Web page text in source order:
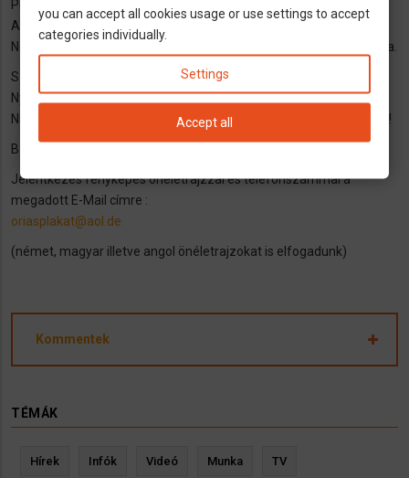
Plakátragasztás Németországban magyar csapatban
AZONNALI MUNKAKEZDÉSSEL plakátragasztásra keresünk
Németországba megbízható munkatársakat magyar csapatunkba.
SZÁLLÁS BIZTODÍTOTT.
Nyelvtudás NEM szükséges. Jó kereseti lehetõséget biztosítunk.
NEM IDÈNYMUNKA. Munka mindig van, lehet hosszútávra tervezni!
B kategóriás jogosítvány szükséges.
Jelentkezés fényképes önéletrajzzal és telefonszámmal a
megadott E-Mail címre :
oriasplakat@aol.de
(német, magyar illetve angol önéletrajzokat is elfogadunk)
Kommentek
TÉMÁK
Hírek Infók Videó Munka TV
you can accept all cookies usage or use settings to accept
categories individually.
Settings
Accept all